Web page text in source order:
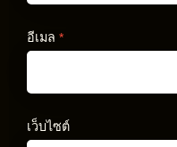
อีเมล *
เว็บไซต์